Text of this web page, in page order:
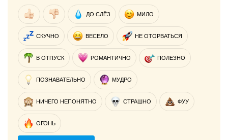
ДО СЛЁЗ МИЛО
СКУЧНО ВЕСЕЛО НЕ ОТОРВАТЬСЯ
В ОТПУСК РОМАНТИЧНО ПОЛЕЗНО
ПОЗНАВАТЕЛЬНО МУДРО
НИЧЕГО НЕПОНЯТНО СТРАШНО ФУУ
ОГОНЬ